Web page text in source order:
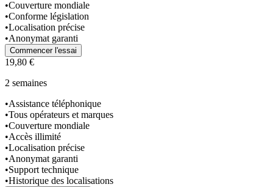
•Couverture mondiale
•Conforme législation
•Localisation précise
•Anonymat garanti
Commencer l'essai
19,80 €
2 semaines
•Assistance téléphonique
•Tous opérateurs et marques
•Couverture mondiale
•Accès illimité
•Localisation précise
•Anonymat garanti
•Support technique
•Historique des localisations